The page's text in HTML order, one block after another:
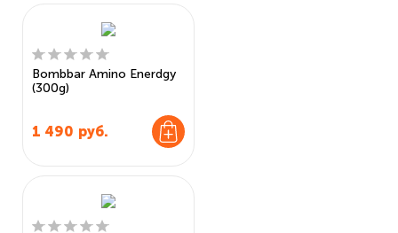
Bombbar Amino Enerdgy
(300g)
1 490 руб.